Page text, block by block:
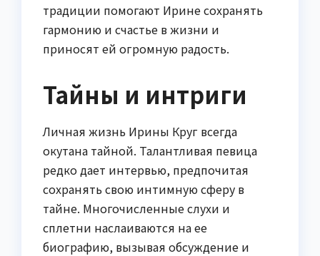
традиции помогают Ирине сохранять
гармонию и счастье в жизни и
приносят ей огромную радость.
Тайны и интриги
Личная жизнь Ирины Круг всегда
окутана тайной. Талантливая певица
редко дает интервью, предпочитая
сохранять свою интимную сферу в
тайне. Многочисленные слухи и
сплетни наслаиваются на ее
биографию, вызывая обсуждение и